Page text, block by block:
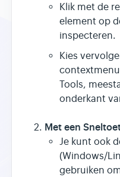
Klik met de
element op
inspecteren.
Kies
Tools,
onderkant
Met een
Je kunt ook
(Windows/
gebruiken